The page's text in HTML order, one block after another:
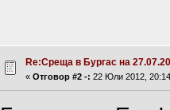
Re:Среща в Бургас на
«Отговор #2 -: 22 Юли 2012,